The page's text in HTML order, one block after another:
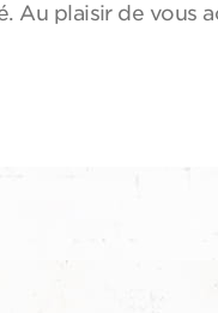
Au plaisir de vous